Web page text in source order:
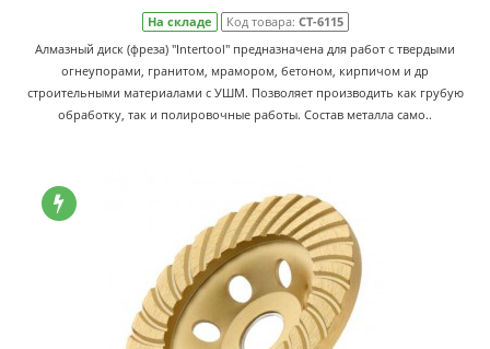
На складе Код товара: CT-6115
Алмазный диск (фреза) "Intertool" предназначена для работ с твердыми
огнеупорами, гранитом, мрамором, бетоном, кирпичом и др
строительными материалами с УШМ. Позволяет производить как грубую
обработку, так и полировочные работы. Состав металла само..